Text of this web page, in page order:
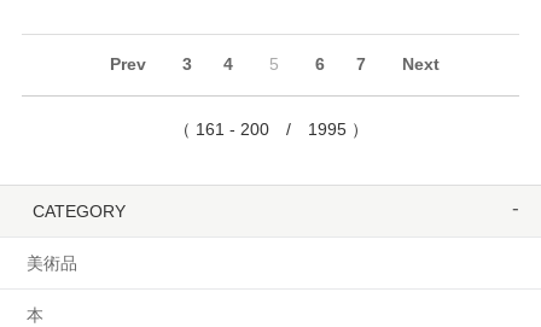
Prev 3 4 5 6 7 Next
（ 161 - 200 / 1995 ）
CATEGORY
美術品
本